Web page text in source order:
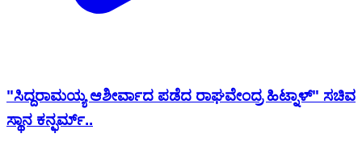
"ಸಿದ್ದರಾಮಯ್ಯ ಆಶೀರ್ವಾದ ಪಡೆದ ರಾಘವೇಂದ್ರ ಹಿಟ್ನಾಳ್" ಸಚಿವ
ಸ್ಥಾನ ಕನ್ಫರ್ಮ್..